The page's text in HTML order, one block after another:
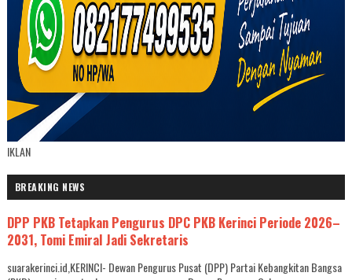
IKLAN
BREAKING NEWS
DPP PKB Tetapkan Pengurus DPC PKB Kerinci Periode 2026–
2031, Tomi Emiral Jadi Sekretaris
suarakerinci.id,KERINCI- Dewan Pengurus Pusat (DPP) Partai Kebangkitan Bangsa